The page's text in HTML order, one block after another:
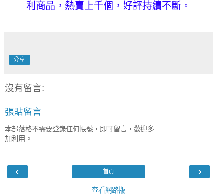
利商品，熱賣上千個，好評持續不斷。
分享
沒有留言:
張貼留言
本部落格不需要登錄任何帳號，即可留言，歡迎多
加利用。
‹ ›
首頁
查看網路版